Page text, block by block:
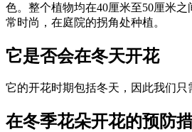
色。整个植物均在40厘米至50厘米
常时尚，在庭院的拐角处种植。
它是否会在冬天开花
它的开花时期包括冬天，因此我们只
在冬季花朵开花的预防